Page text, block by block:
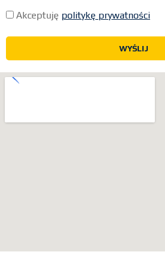
Akceptuję politykę prywatności
WYŚLIJ